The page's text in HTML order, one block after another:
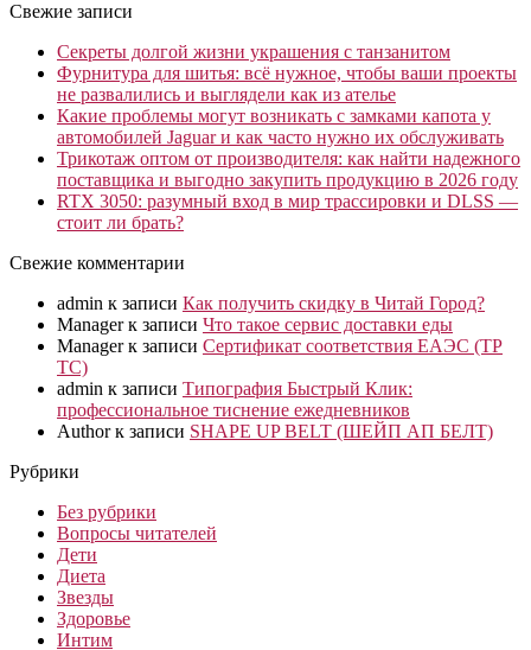
Свежие записи
Секреты долгой жизни украшения с танзанитом
Фурнитура для шитья: всё нужное, чтобы ваши проекты
не развалились и выглядели как из ателье
Какие проблемы могут возникать с замками капота у
автомобилей Jaguar и как часто нужно их обслуживать
Трикотаж оптом от производителя: как найти надежного
поставщика и выгодно закупить продукцию в 2026 году
RTX 3050: разумный вход в мир трассировки и DLSS —
стоит ли брать?
Свежие комментарии
admin к записи Как получить скидку в Читай Город?
Managerк записи Что такое сервис доставки еды
Managerк записи Сертификат соответствия ЕАЭС (ТР
ТС)
admin к записи Типография Быстрый Клик:
профессиональное тиснение ежедневников
Authorк записи SHAPE UP BELT (ШЕЙП АП БЕЛТ)
Рубрики
Без рубрики
Вопросы читателей
Дети
Диета
Звезды
Здоровье
Интим